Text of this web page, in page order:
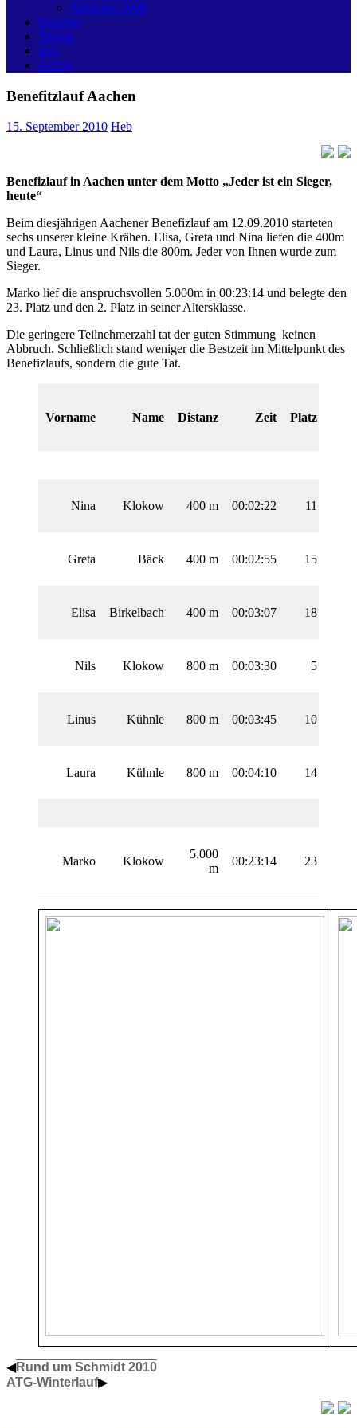
Aktuelles 2008
Berichte
Touren
Info
Archiv
Benefitzlauf Aachen
15. September 2010 Heb
Benefizlauf in Aachen unter dem Motto „Jeder ist ein Sieger,
heute“
Beim diesjährigen Aachener Benefizlauf am 12.09.2010 starteten
sechs unserer kleine Krähen. Elisa, Greta und Nina liefen die 400m
und Laura, Linus und Nils die 800m. Jeder von Ihnen wurde zum
Sieger.
Marko lief die anspruchsvollen 5.000m in 00:23:14 und belegte den
23. Platz und den 2. Platz in seiner Altersklasse.
Die geringere Teilnehmerzahl tat der guten Stimmung keinen
Abbruch. Schließlich stand weniger die Bestzeit im Mittelpunkt des
Benefizlaufs, sondern die gute Tat.
Vorname Name Distanz Zeit Platz
Nina Klokow 400 m 00:02:22 11
Greta Bäck 400 m 00:02:55 15
Elisa Birkelbach 400 m 00:03:07 18
Nils Klokow 800 m 00:03:30 5
Linus Kühnle 800 m 00:03:45 10
Laura Kühnle 800 m 00:04:10 14
Marko Klokow
5.000
m
00:23:14 23
◀Rund um Schmidt 2010
ATG-Winterlauf▶